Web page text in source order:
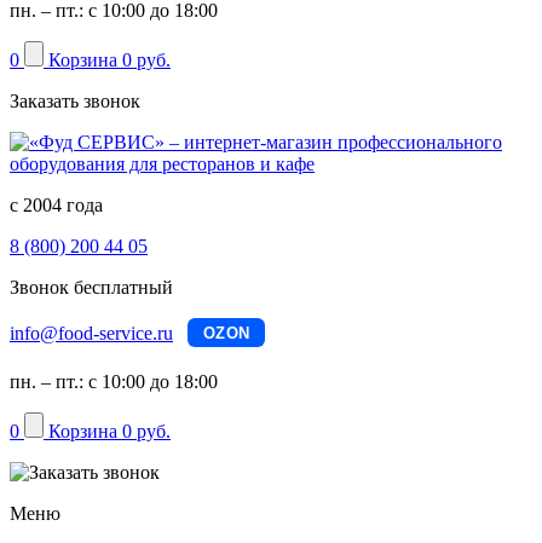
пн. – пт.: с 10:00 до 18:00
0 Корзина 0 руб.
Заказать звонок
с 2004 года
8 (800) 200 44 05
Звонок бесплатный
info@food-service.ru OZON
пн. – пт.: с 10:00 до 18:00
0 Корзина 0 руб.
Меню